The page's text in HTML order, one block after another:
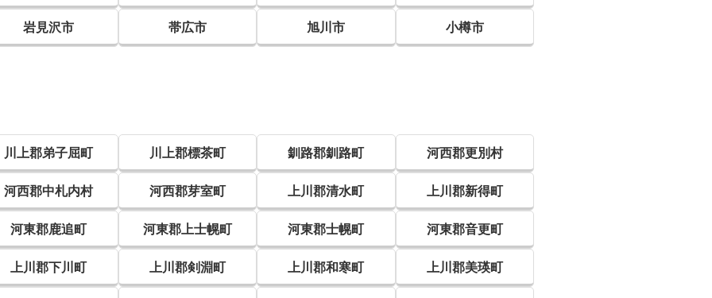
岩見沢市 帯広市 旭川市 小樽市
川上郡弟子屈町 川上郡標茶町 釧路郡釧路町 河西郡更別村
河西郡中札内村 河西郡芽室町 上川郡清水町 上川郡新得町
河東郡鹿追町 河東郡上士幌町 河東郡士幌町 河東郡音更町
上川郡下川町 上川郡剣淵町 上川郡和寒町 上川郡美瑛町